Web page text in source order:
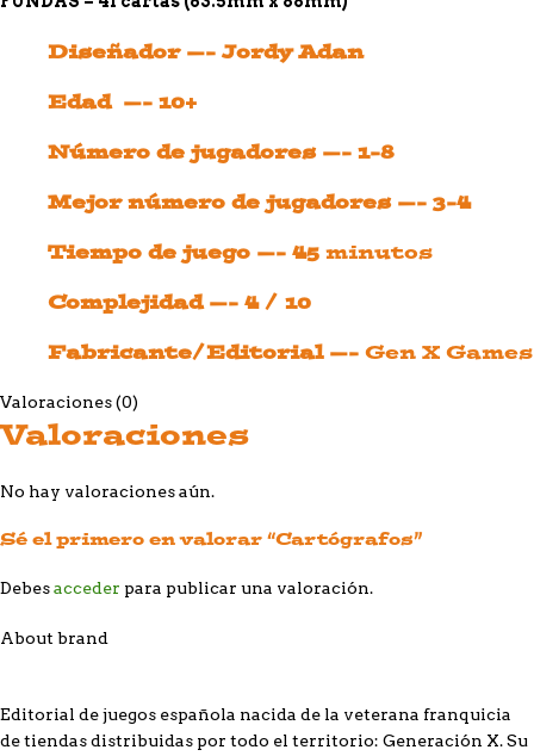
Diseñador —- Jordy Adan
Edad —- 10+
Número de jugadores —- 1-8
Mejor número de jugadores —- 3-4
Tiempo de juego —- 45 minutos
Complejidad —- 4 / 10
Fabricante/Editorial —- Gen X Games
Valoraciones (0)
Valoraciones
No hay valoraciones aún.
Sé el primero en valorar “Cartógrafos”
Debesacceder para publicar una valoración.
About brand
Editorial de juegos española nacida de la veterana franquicia
de tiendas distribuidas por todo el territorio: Generación X. Su